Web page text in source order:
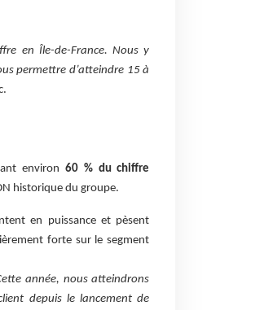
en Île-de-France. Nous y
permettre d’atteindre 15 à
environ 60 % du chiffre
historique du groupe.
en puissance et pèsent
forte sur le segment
année, nous atteindrons
depuis le lancement de